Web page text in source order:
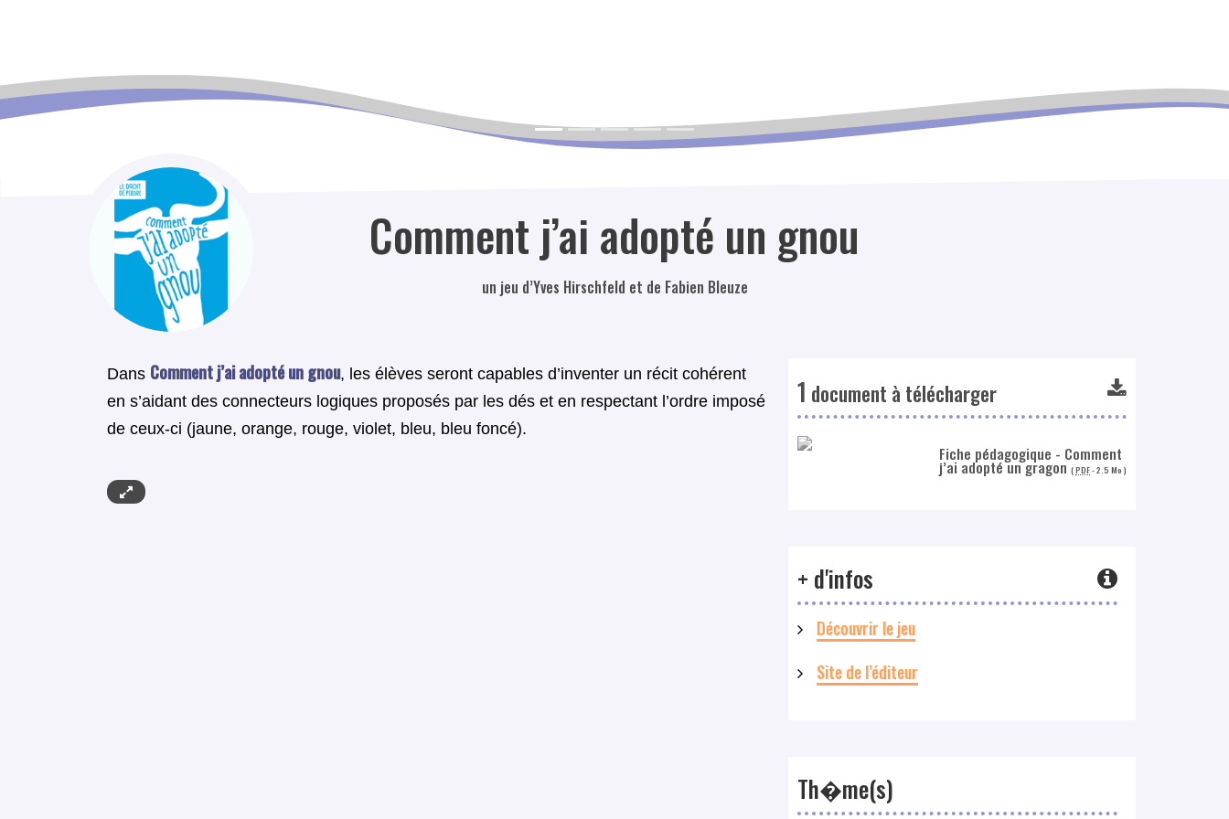
Comment j’ai adopté un gnou
un jeu d’Yves Hirschfeld et de Fabien Bleuze
Dans Comment j’ai adopté un gnou, les élèves seront capables d’inventer un récit cohérent
en s’aidant des connecteurs logiques proposés par les dés et en respectant l’ordre imposé
de ceux-ci (jaune, orange, rouge, violet, bleu, bleu foncé).
1 document à télécharger
Fiche pédagogique - Comment
j’ai adopté un gragon(PDF-2.5 Mo )
+ d'infos
Découvrir le jeu
Site de l’éditeur
Th�me(s)